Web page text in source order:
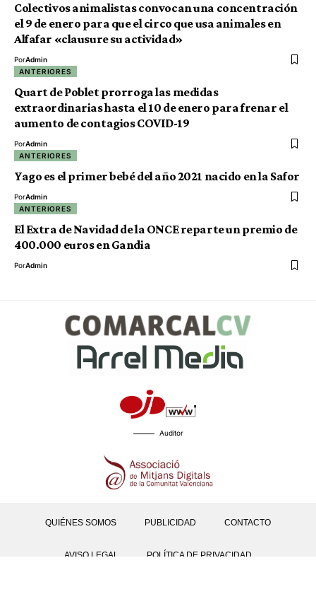
Colectivos animalistas convocan una concentración
el 9 de enero para que el circo que usa animales en
Alfafar «clausure su actividad»
PorAdmin
ANTERIORES
Quart de Poblet prorroga las medidas
extraordinarias hasta el 10 de enero para frenar el
aumento de contagios COVID-19
PorAdmin
ANTERIORES
Yago es el primer bebé del año 2021 nacido en la Safor
PorAdmin
ANTERIORES
El Extra de Navidad de la ONCE reparte un premio de
400.000 euros en Gandia
PorAdmin
Auditor
QUIÉNES SOMOS PUBLICIDAD CONTACTO
AVISO LEGAL POLÍTICA DE PRIVACIDAD